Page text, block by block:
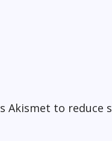
Akismet to reduce